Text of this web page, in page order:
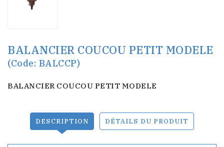
BALANCIER COUCOU PETIT MODELE
(Code: BALCCP)
BALANCIER COUCOU PETIT MODELE
DESCRIPTION DÉTAILS DU PRODUIT